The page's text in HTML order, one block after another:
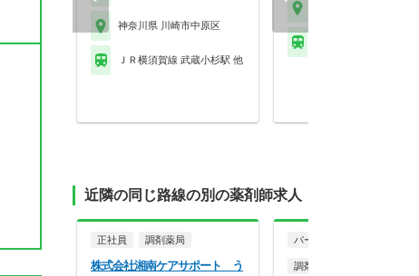
神奈川県 川崎市中原区
ＪＲ横須賀線 武蔵小杉駅 他
近隣の同じ路線の別の薬剤師求人
正社員 調剤薬局
株式会社湘南ケアサポート う
パート・アルバイト
調剤薬局